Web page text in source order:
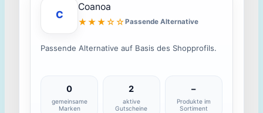
C
Coanoa
★★★☆☆Passende Alternative
Passende Alternative auf Basis des Shopprofils.
0
gemeinsame
Marken
2
aktive
Gutscheine
–
Produkte im
Sortiment